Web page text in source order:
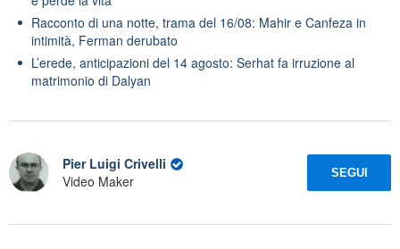
Racconto di una notte, trama del 16/08: Mahir e Canfeza in
intimità, Ferman derubato
L’erede, anticipazioni del 14 agosto: Serhat fa irruzione al
matrimonio di Dalyan
Pier Luigi Crivelli
Video Maker
SEGUI